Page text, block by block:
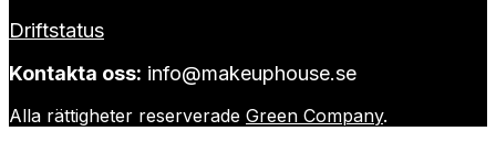
Driftstatus
Kontakta oss: info@makeuphouse.se
Alla rättigheter reserverade Green Company.